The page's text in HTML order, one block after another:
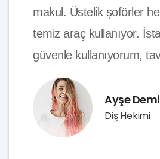
makul. Üstelik şoförler
temiz araç kullanıyor.
güvenle kullanıyorum,
Ayşe
Diş Hekimi